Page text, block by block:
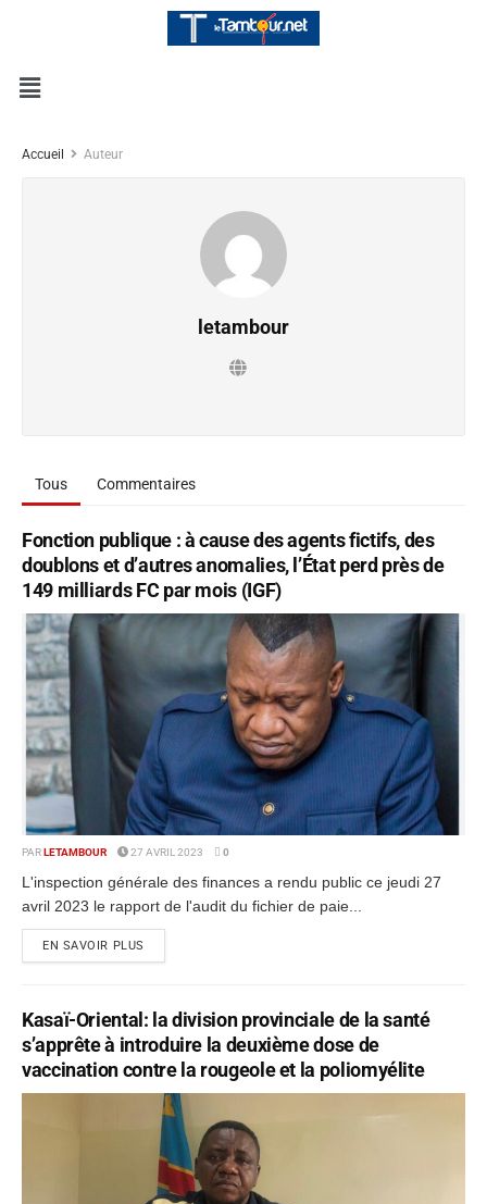
Accueil Auteur
letambour
Tous Commentaires
Fonction publique : à cause des agents fictifs, des
doublons et d’autres anomalies, l’État perd près de
149 milliards FC par mois (IGF)
PAR LETAMBOUR 27 AVRIL 2023 0
L'inspection générale des finances a rendu public ce jeudi 27
avril 2023 le rapport de l'audit du fichier de paie...
EN SAVOIR PLUS
Kasaï-Oriental: la division provinciale de la santé
s’apprête à introduire la deuxième dose de
vaccination contre la rougeole et la poliomyélite